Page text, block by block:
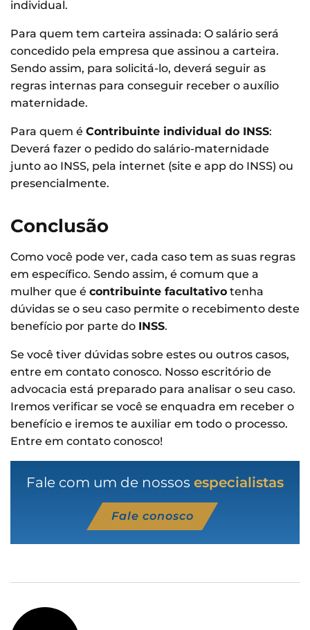
individual.
Para quem tem carteira assinada: O salário será
concedido pela empresa que assinou a carteira.
Sendo assim, para solicitá-lo, deverá seguir as
regras internas para conseguir receber o auxílio
maternidade.
Para quem é Contribuinte individual do INSS:
Deverá fazer o pedido do salário-maternidade
junto ao INSS, pela internet (site e app do INSS) ou
presencialmente.
Conclusão
Como você pode ver, cada caso tem as suas regras
em específico. Sendo assim, é comum que a
mulher que é contribuinte facultativo tenha
dúvidas se o seu caso permite o recebimento deste
benefício por parte do INSS.
Se você tiver dúvidas sobre estes ou outros casos,
entre em contato conosco. Nosso escritório de
advocacia está preparado para analisar o seu caso.
Iremos verificar se você se enquadra em receber o
benefício e iremos te auxiliar em todo o processo.
Entre em contato conosco!
Fale com um de nossos especialistas
Fale conosco